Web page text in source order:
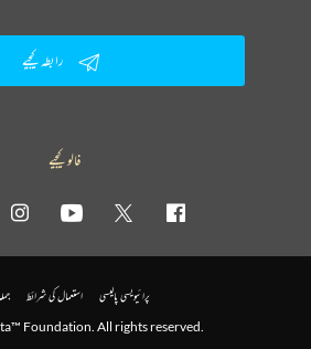
رابطہ کیجیے
فالو کیجیے
پرائیویسی پالیسی استعمال کی شرائط
Foundation. All rights reserved.